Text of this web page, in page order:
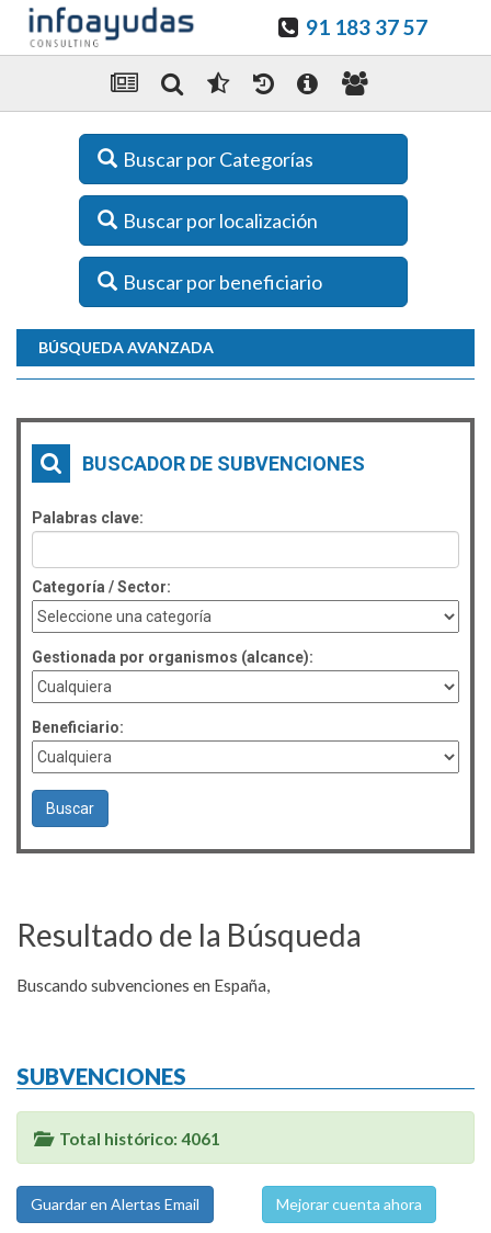
91 183 37 57
Buscar por Categorías
Buscar por localización
Buscar por beneficiario
BÚSQUEDA AVANZADA
BUSCADOR DE SUBVENCIONES
Palabras clave:
Categoría / Sector:
Gestionada por organismos (alcance):
Beneficiario:
Resultado de la Búsqueda
Buscando subvenciones en España,
SUBVENCIONES
Total histórico: 4061
Mejorar cuenta ahora